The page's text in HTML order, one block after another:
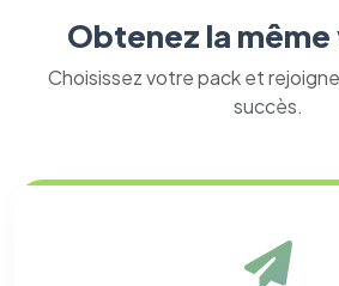
Obtenez la
Choisissez votre pack et
succès.